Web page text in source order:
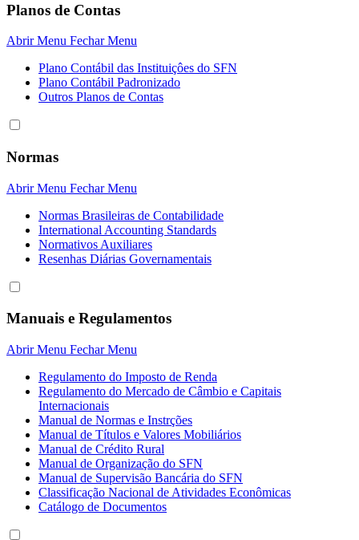
Planos de Contas
Abrir Menu Fechar Menu
Plano Contábil das Instituiçôes do SFN
Plano Contábil Padronizado
Outros Planos de Contas
Normas
Abrir Menu Fechar Menu
Normas Brasileiras de Contabilidade
International Accounting Standards
Normativos Auxiliares
Resenhas Diárias Governamentais
Manuais e Regulamentos
Abrir Menu Fechar Menu
Regulamento do Imposto de Renda
Regulamento do Mercado de Câmbio e Capitais
Internacionais
Manual de Normas e Instrções
Manual de Títulos e Valores Mobiliários
Manual de Crédito Rural
Manual de Organização do SFN
Manual de Supervisão Bancária do SFN
Classificação Nacional de Atividades Econômicas
Catálogo de Documentos